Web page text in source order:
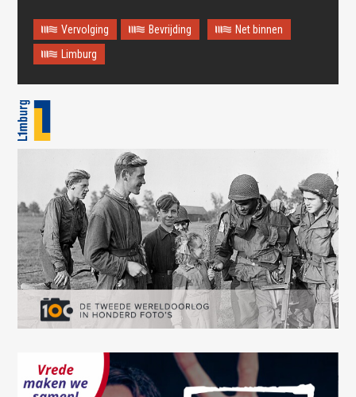
Vervolging Bevrijding
Net binnen
Limburg